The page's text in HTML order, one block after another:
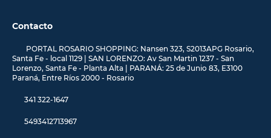
Contacto
PORTAL ROSARIO SHOPPING: Nansen 323, S2013APG Rosario,
Santa Fe - local 1129 | SAN LORENZO: Av San Martin 1237 - San
Lorenzo, Santa Fe - Planta Alta | PARANÁ: 25 de Junio 83, E3100
Paraná, Entre Ríos 2000 - Rosario
341 322-1647
5493412713967